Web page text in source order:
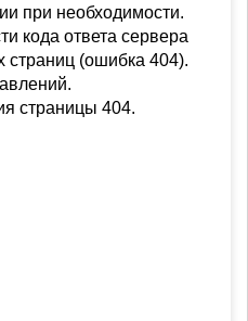
при необходимости.
кода ответа сервера
(ошибка 404).
страницы 404.